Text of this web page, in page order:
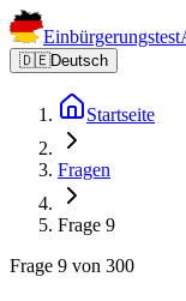
Einbürgerungstest
🇩🇪Deutsch
Startseite
Fragen
Frage 9
Frage 9 von 300